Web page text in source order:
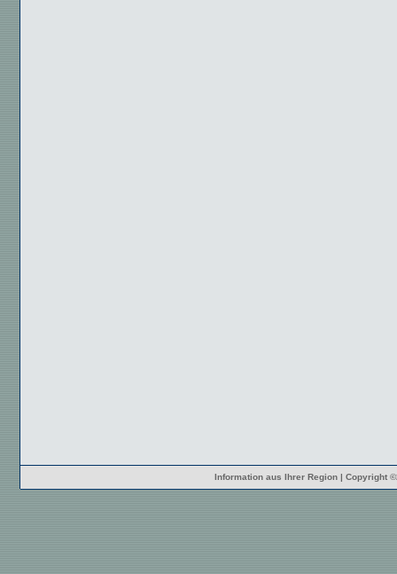
Information aus Ihrer Region | Copyright